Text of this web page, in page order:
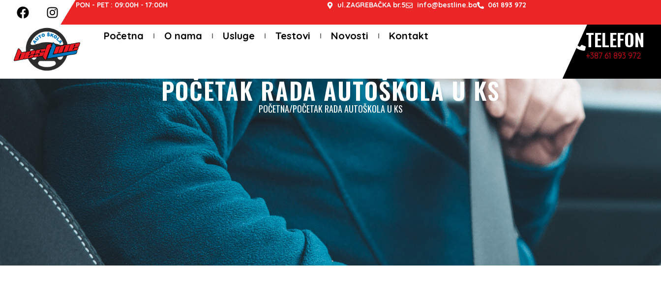
PON - PET : 09:00H - 17:00H ul.ZAGREBAČKA br.5 info@bestline.ba 061 893 972
Početna O nama Usluge Testovi Novosti Kontakt TELEFON
+387 61 893 972
POČETAK RADA AUTOŠKOLA U KS
POČETNA/POČETAK RADA AUTOŠKOLA U KS